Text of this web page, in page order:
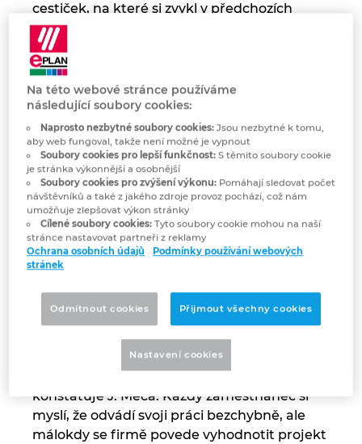
cestiček, na které si zvykl v předchozích
verzích, tak nebude umět úplně využít
potenciál a přínosy, které nová verze nabízí,“
poodhaluje úskalí práce projektanta J. Meca.
Právě z tohoto důvodu se firma v loňském
roce rozhodla investovat do rozsáhlého
projektu zaměřeného na zvýšení efektivity
práce se systémem EPLAN pro všechny
zaměstnance projekčního oddělení, které
bylo vytvořeno přímo pro potřeby
společnosti RMT. To ukázalo, že dnešní
EPLAN je databázově a zejména síťově
orientovaný softwarový nástroj. „Do
stanice měla svoje vlastní nastavení, vlastní
ukládání údajů, a nebyli jsme schopni svoje
projekty navzájem sdílet. Z mého pohledu je
konstatuje J. Meca. Každý zaměstnanec si
myslí, že odvádí svoji práci bezchybně, ale
málokdy se firmě povede vyhodnotit projekt
Rakousko
Rumunsko
Řecko
Singapur
Slovensko
Slovinsko
Spojené arabské emiráty
Srbsko
Švýcarsko
Na této webové stránce používáme
následující soubory cookies:
Naprosto nezbytné soubory cookies:Jsou nezbytné k tomu,
aby web fungoval, takže není možné je vypnout
Soubory cookies pro lepší funkčnost:S těmito soubory cookie
je stránka výkonnější a osobnější
Soubory cookies pro zvýšení výkonu:Pomáhají sledovat počet
návštěvníků a také z jakého zdroje provoz pochází, což nám
umožňuje zlepšovat výkon stránky
Cílené soubory cookies:Tyto soubory cookie mohou na naší
stránce nastavovat partneři z reklamy
Ochrana osobních údajů
Podmínky používání webových
stránek
Odmítnout cookies Přijmout všechny cookies
Nastavení cookies